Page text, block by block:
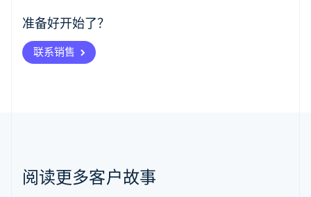
准备好开始了？
联系销售
阅读更多客户故事
爱沙尼亚
English
奥地利
Deutsch English
Nederlands Français Deutsch
波兰